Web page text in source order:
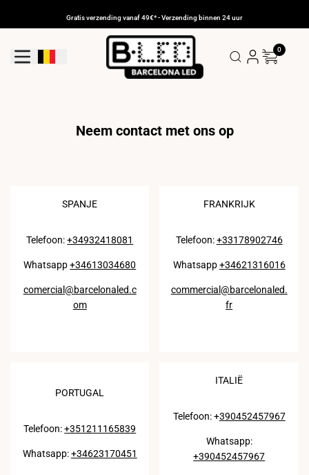
Gratis verzending vanaf 49€* - Verzending binnen 24 uur
Geolocatieknop: België
0
Neem contact met ons op
SPANJE
Telefoon:+34932418081
Whatsapp+34613034680
comercial@barcelonaled.c
om
FRANKRIJK
Telefoon:+33178902746
Whatsapp+34621316016
commercial@barcelonaled.
fr
PORTUGAL
Telefoon:+351211165839
Whatsapp:+34623170451
ITALIË
Telefoon: +390452457967
Whatsapp:
+390452457967